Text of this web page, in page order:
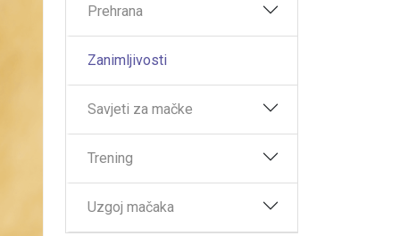
Prehrana
Zanimljivosti
Savjeti za mačke
Trening
Uzgoj mačaka